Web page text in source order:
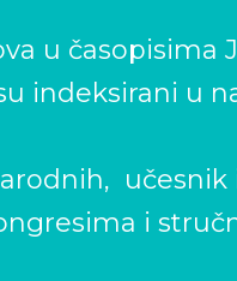
u časopisima
indeksirani u
učesnik
i